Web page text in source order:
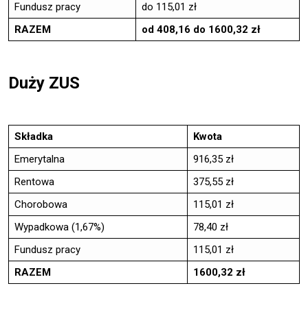
Fundusz pracy
do 115,01 zł
RAZEM
od 408,16 do 1600,32 zł
Duży ZUS
Składka
Kwota
Emerytalna
916,35 zł
Rentowa
375,55 zł
Chorobowa
115,01 zł
Wypadkowa (1,67%)
78,40 zł
Fundusz pracy
115,01 zł
RAZEM
1600,32 zł